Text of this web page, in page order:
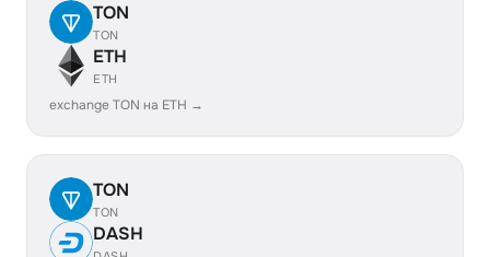
TON
TON
ETH
ETH
exchange TON на ETH →
TON
TON
DASH